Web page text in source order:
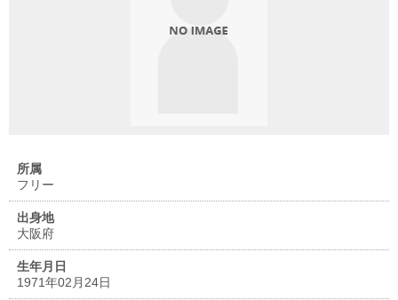
所属
フリー
出身地
大阪府
生年月日
1971年02月24日